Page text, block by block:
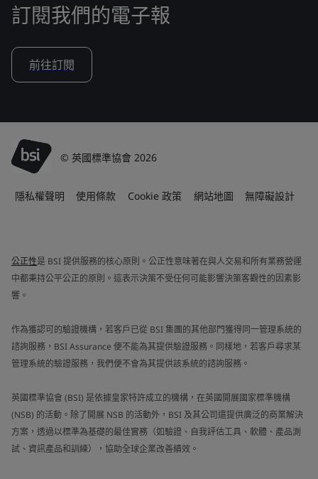
訂閱我們的電子報
前往訂閱
© 英國標準協會 2026
隱私權聲明 使用條款 Cookie 政策 網站地圖 無障礙設計
公正性是 BSI 提供服務的核心原則。公正性意味著在與人交易和所有業務營運
中都秉持公平公正的原則。這表示決策不受任何可能影響決策客觀性的因素影
響。
作為獲認可的驗證機構，若客戶已從 BSI 集團的其他部門獲得同一管理系統的
諮詢服務，BSI Assurance 便不能為其提供驗證服務。同樣地，若客戶尋求某
管理系統的驗證服務，我們便不會為其提供該系統的諮詢服務。
英國標準協會 (BSI) 是依據皇家特許成立的機構，在英國開展國家標準機構
(NSB) 的活動。除了開展 NSB 的活動外，BSI 及其公司還提供廣泛的商業解決
方案，透過以標準為基礎的最佳實務（如驗證、自我評估工具、軟體、產品測
試、資訊產品和訓練），協助全球企業改善績效。